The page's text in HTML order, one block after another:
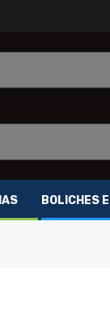
BOLICHES